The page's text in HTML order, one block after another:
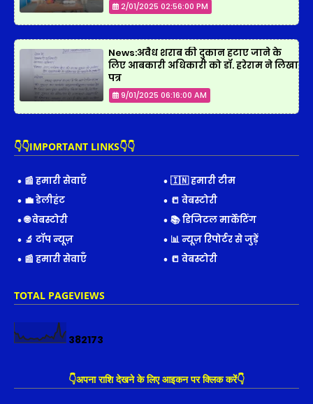
2/01/2025 02:56:00 PM
News:अवैध शराब की दुकान हटाए जाने के
लिए आबकारी अधिकारी को डॉ. हरेराम ने लिखा
पत्र
9/01/2025 06:16:00 AM
👇👇IMPORTANT LINKS👇👇
📰 हमारी सेवाएँ
🇮🇳 हमारी टीम
💼 डेलीहंट
📒 वेबस्टोरी
🌐 वेबस्टोरी
📚 डिजिटल मार्केटिंग
🔬 टॉप न्यूज़
📊 न्यूज़ रिपोर्टर से जुड़ें
📰 हमारी सेवाएँ
📒 वेबस्टोरी
TOTAL PAGEVIEWS
382173
👇अपना राशि देखने के लिए आइकन पर क्लिक करें👇